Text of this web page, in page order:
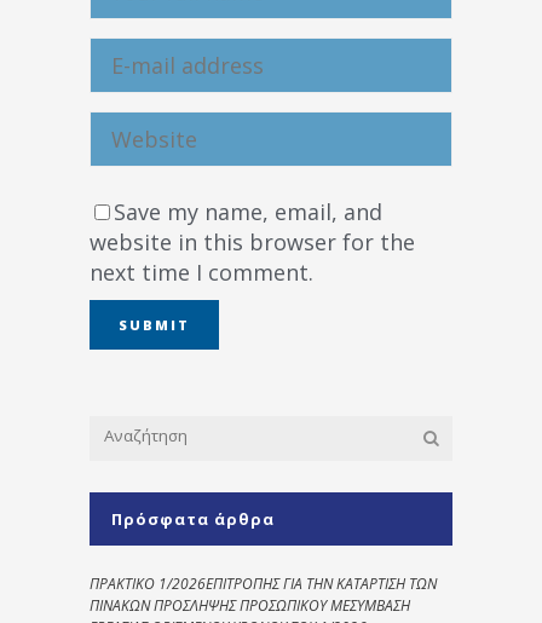
Save my name, email, and
website in this browser for the
next time I comment.
Πρόσφατα άρθρα
ΠΡΑΚΤΙΚΟ 1/2026ΕΠΙΤΡΟΠΗΣ ΓΙΑ ΤΗΝ ΚΑΤΑΡΤΙΣΗ ΤΩΝ
ΠΙΝΑΚΩΝ ΠΡΟΣΛΗΨΗΣ ΠΡΟΣΩΠΙΚΟΥ ΜΕΣΥΜΒΑΣΗ